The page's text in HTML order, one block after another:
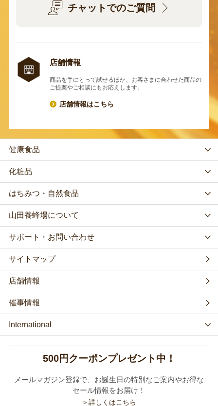
チャットでのご質問
店舗情報
商品を手にとって試せるほか、お客さまに合わせた商品の
ご提案やご相談にもお応えします。
店舗情報はこちら
健康食品
化粧品
はちみつ・自然食品
山田養蜂場について
サポート・お問い合わせ
サイトマップ
店舗情報
催事情報
International
500円クーポンプレゼント中！
メールマガジン登録で、お誕生日の特別なご案内やお得な
セール情報をお届け！
＞詳しくはこちら